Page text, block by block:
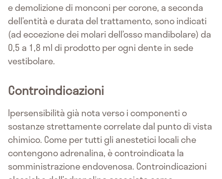
e demolizione di monconi per corone, a seconda
dell’entità e durata del trattamento, sono indicati
(ad eccezione dei molari dell’osso mandibolare) da
0,5 a 1,8 ml di prodotto per ogni dente in sede
vestibolare.
Controindicazioni
Ipersensibilità già nota verso i componenti o
sostanze strettamente correlate dal punto di vista
chimico. Come per tutti gli anestetici locali che
contengono adrenalina, è controindicata la
somministrazione endovenosa. Controindicazioni